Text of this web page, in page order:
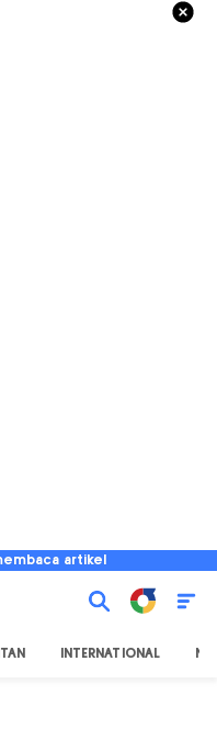
artikel
INTERNATIONAL